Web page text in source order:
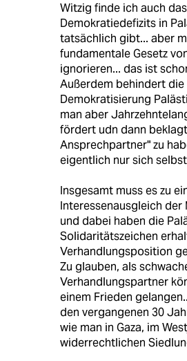
Witzig finde ich auch
Demokratiedefizits in
tatsächlich gibt... aber
fundamentale Gesetz
ignorieren... das ist
Außerdem behindert
Demokratisierung
man aber
fördert udn dann
Ansprechpartner" zu
eigentlich nur sich
Insgesamt muss es zu
Interessenausgleich der
und dabei haben die
Solidaritätszeichen
Verhandlungsposition
Zu glauben, als
Verhandlungspartner
einem Frieden
den vergangenen 30
wie man in Gaza, im
widerrechtlichen